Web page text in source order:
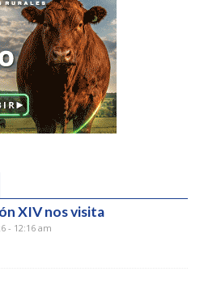
XIV nos visita
- 12:16 am